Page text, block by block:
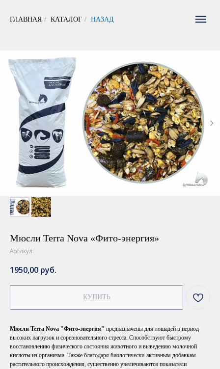
ГЛАВНАЯ / КАТАЛОГ / НАЗАД
Мюсли Terra Nova «Фито-энергия»
Артикул:
1950,00 руб.
КУПИТЬ
Мюсли Terra Nova "Фито-энергия" предназначены для лошадей в период
высоких нагрузок и соревновательного стресса. Способствуют быстрому
восстановлению физического состояния животного и выведению молочной
кислоты из организма. Также благодаря биологически-активным добавкам
растительного происхождения, существенно увеличиваются показатели